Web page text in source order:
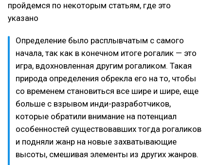
пройдемся по некоторым статьям, где это
указано
Определение было расплывчатым с самого
начала, так как в конечном итоге рогалик — это
игра, вдохновленная другим рогаликом. Такая
природа определения обрекла его на то, чтобы
со временем становиться все шире и шире, еще
больше с взрывом инди-разработчиков,
которые обратили внимание на потенциал
особенностей существовавших тогда рогаликов
и подняли жанр на новые захватывающие
высоты, смешивая элементы из других жанров.